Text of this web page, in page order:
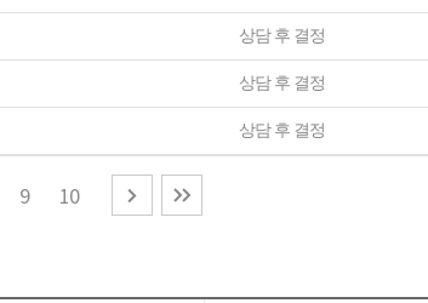
상담 후 결정
상담 후 결정
상담 후 결정
9 10